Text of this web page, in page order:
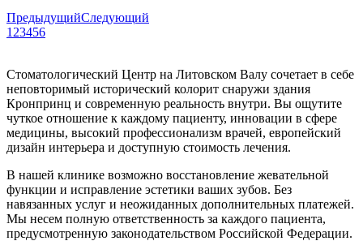
ПредыдущийСледующий
1 23456
Стоматологический Центр на Литовском Валу сочетает в себе
неповторимый исторический колорит снаружи здания
Кронпринц и современную реальность внутри. Вы ощутите
чуткое отношение к каждому пациенту, инновации в сфере
медицины, высокий профессионализм врачей, европейский
дизайн интерьера и доступную стоимость лечения.
В нашей клинике возможно восстановление жевательной
функции и исправление эстетики ваших зубов. Без
навязанных услуг и неожиданных дополнительных платежей.
Мы несем полную ответственность за каждого пациента,
предусмотренную законодательством Российской Федерации.